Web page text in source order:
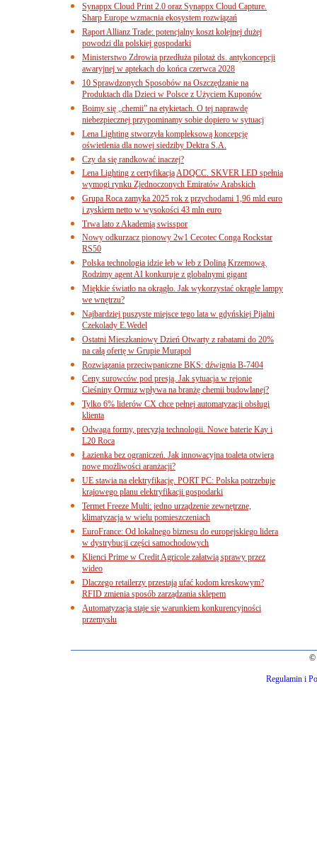
Synappx Cloud Print 2.0 oraz Synappx Cloud Capture.
Sharp Europe wzmacnia ekosystem rozwiązań
Raport Allianz Trade: potencjalny koszt kolejnej dużej
powodzi dla polskiej gospodarki
Ministerstwo Zdrowia przedłuża pilotaż ds. antykoncepcji
awaryjnej w aptekach do końca czerwca 2028
10 Sprawdzonych Sposobów na Oszczędzanie na
Produktach dla Dzieci w Polsce z Użyciem Kuponów
Boimy się „chemii” na etykietach. O tej naprawdę
niebezpiecznej przypominamy sobie dopiero w sytuacj
Lena Lighting stworzyła kompleksową koncepcję
oświetlenia dla nowej siedziby Dektra S.A.
Czy da się randkować inaczej?
Lena Lighting z certyfikacją ADQCC. SKVER LED spełnia
wymogi rynku Zjednoczonych Emiratów Arabskich
Grupa Roca zamyka 2025 rok z przychodami 1,96 mld euro
i zyskiem netto w wysokości 43 mln euro
Trwa lato z Akademią swisspor
Nowy odkurzacz pionowy 2w1 Cecotec Conga Rockstar
RS50
Polska technologia idzie łeb w łeb z Doliną Krzemową.
Rodzimy agent AI konkuruje z globalnymi gigant
Miękkie światło na okrągło. Jak wykorzystać okrągłe lampy
we wnętrzu?
Najbardziej puszyste miejsce tego lata w gdyńskiej Pijalni
Czekolady E.Wedel
Ostatni Mieszkaniowy Dzień Otwarty z rabatami do 20%
na całą ofertę w Grupie Murapol
Rozwiązania przeciwpaniczne BKS: dźwignia B-7404
Ceny surowców pod presją. Jak sytuacja w rejonie
Cieśniny Ormuz wpływa na branżę chemii budowlanej?
Tylko 6% liderów CX chce pełnej automatyzacji obsługi
klienta
Odwaga formy, precyzja technologii. Nowe baterie Kay i
L20 Roca
Łazienka bez ograniczeń. Jak innowacyjna toaleta otwiera
nowe możliwości aranżacji?
UE stawia na elektryfikację. PORT PC: Polska potrzebuje
krajowego planu elektryfikacji gospodarki
Termet Freeze Multi: jedno urządzenie zewnętrzne,
klimatyzacja w wielu pomieszczeniach
EuroFrance: Od lokalnego biznesu do europejskiego lidera
w dystrybucji części samochodowych
Klienci Prime w Credit Agricole załatwią sprawy przez
wideo
Dlaczego retailerzy przestają ufać kodom kreskowym?
RFID zmienia sposób zarządzania sklepem
Automatyzacja staje się warunkiem konkurencyjności
przemysłu
©
Regulamin i